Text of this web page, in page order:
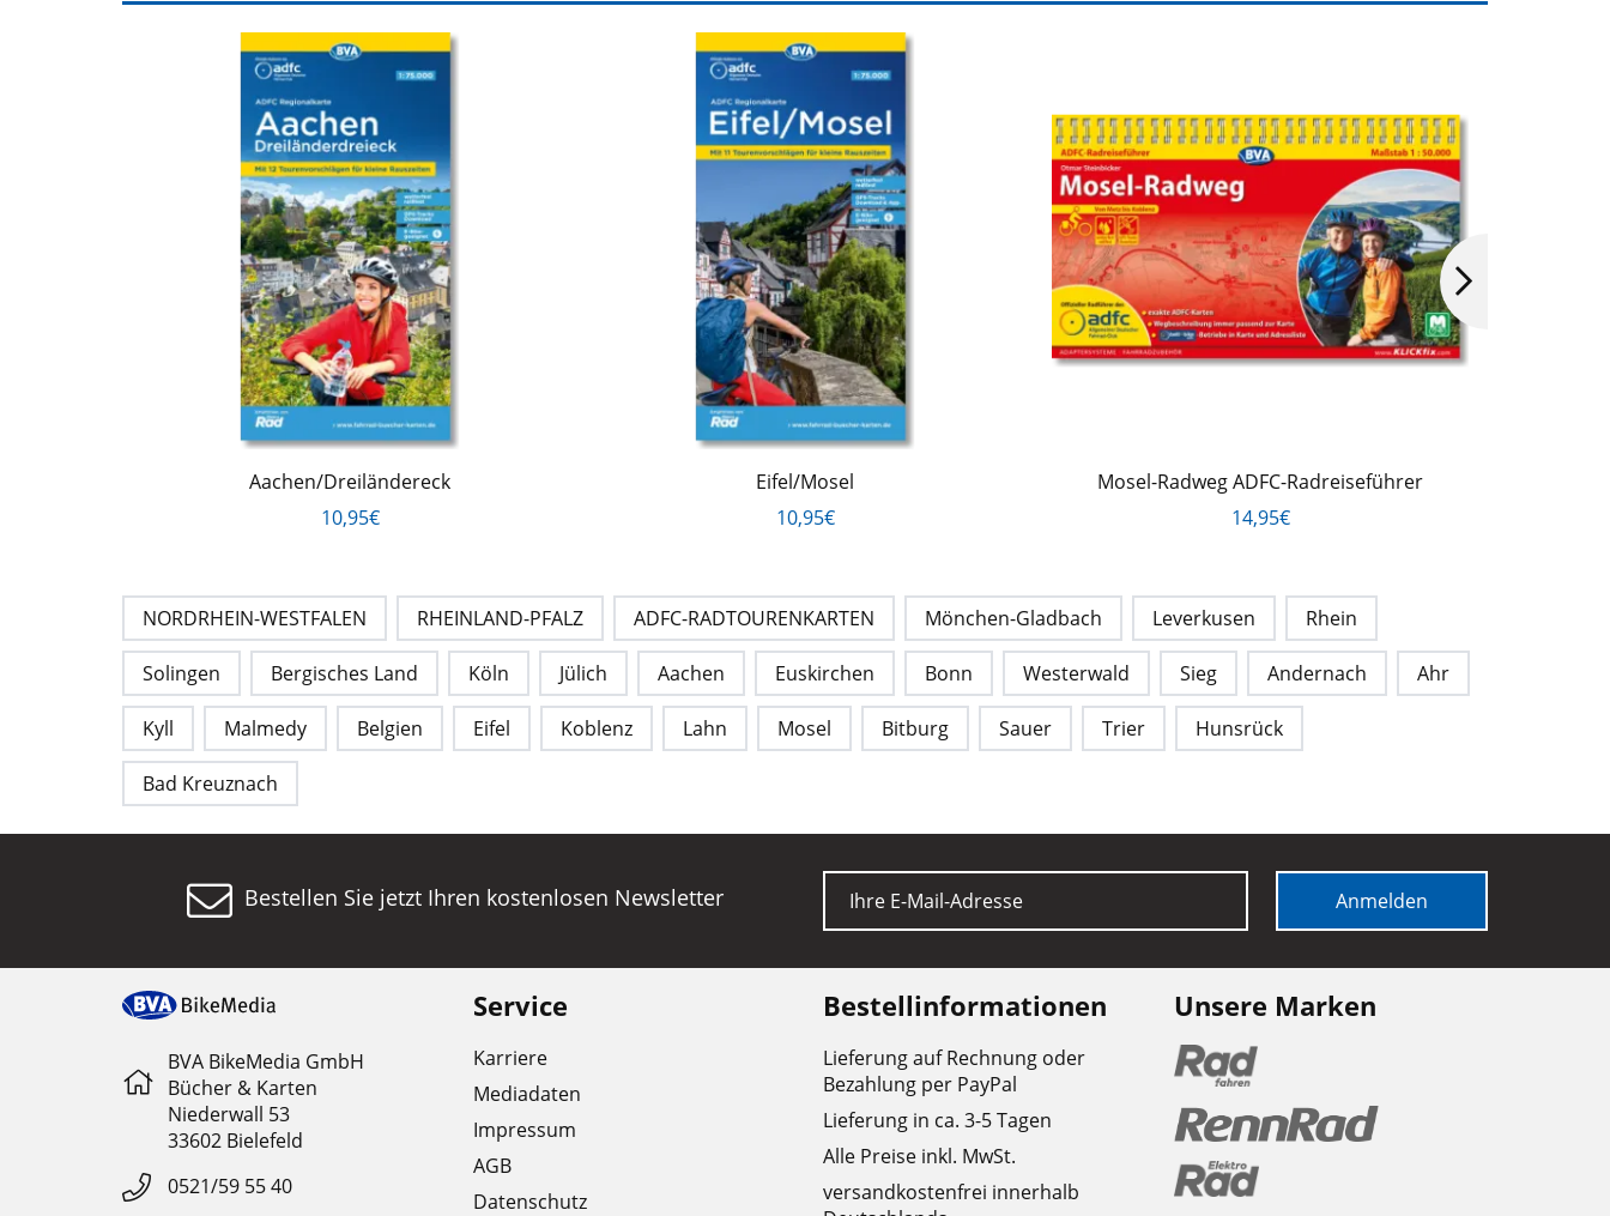
Aachen/Dreiländereck
10,95€
Eifel/Mosel
10,95€
Mosel-Radweg ADFC-Radreiseführer
14,95€
NORDRHEIN-WESTFALEN RHEINLAND-PFALZ ADFC-RADTOURENKARTEN Mönchen-Gladbach Leverkusen Rhein
Solingen Bergisches Land Köln Jülich Aachen Euskirchen Bonn Westerwald Sieg Andernach Ahr
Kyll Malmedy Belgien Eifel Koblenz Lahn Mosel Bitburg Sauer Trier Hunsrück
Bad Kreuznach
Bestellen Sie jetzt Ihren kostenlosen Newsletter E-Mail Anmelden
BVA BikeMedia GmbH
Bücher & Karten
Niederwall 53
33602 Bielefeld
0521/59 55 40
Service
Karriere
Mediadaten
Impressum
AGB
Datenschutz
Bestellinformationen
Lieferung auf Rechnung oder
Bezahlung per PayPal
Lieferung in ca. 3-5 Tagen
Alle Preise inkl. MwSt.
versandkostenfrei innerhalb
Unsere Marken